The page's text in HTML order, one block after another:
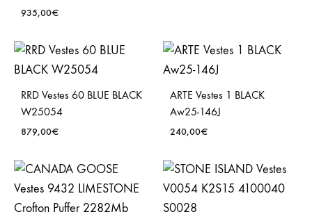
935,00€
RRD Vestes 60 BLUE BLACK
W25054
879,00€
ARTE Vestes 1 BLACK
Aw25-146J
240,00€